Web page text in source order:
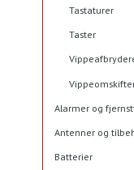
Tastaturer
Taster
Alarmer og
Antenner og
Batterier